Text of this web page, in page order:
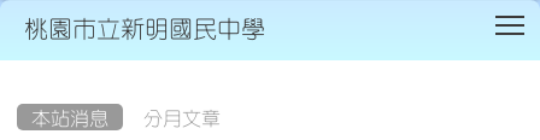
桃園市立新明國民中學
本站消息 分月文章